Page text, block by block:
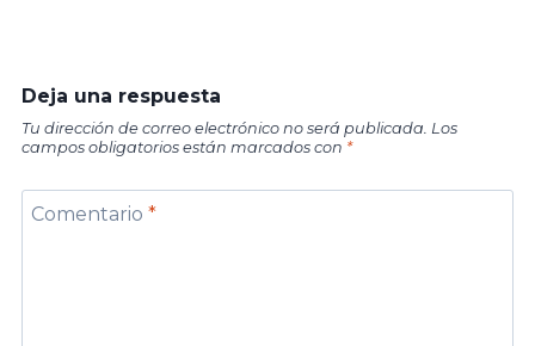
Deja una respuesta
Tu dirección de correo electrónico no será publicada. Los
campos obligatorios están marcados con *
Comentario *